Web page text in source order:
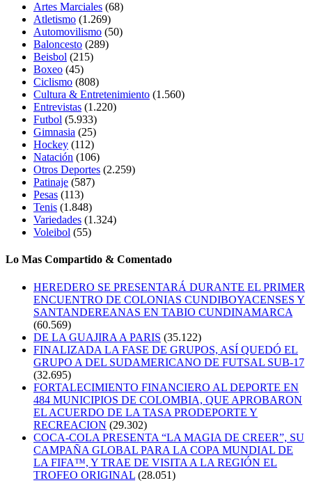
Artes Marciales (68)
Atletismo (1.269)
Automovilismo (50)
Baloncesto (289)
Beisbol (215)
Boxeo (45)
Ciclismo (808)
Cultura & Entretenimiento (1.560)
Entrevistas (1.220)
Futbol (5.933)
Gimnasia (25)
Hockey (112)
Natación (106)
Otros Deportes (2.259)
Patinaje (587)
Pesas (113)
Tenis (1.848)
Variedades (1.324)
Voleibol (55)
Lo Mas Compartido & Comentado
HEREDERO SE PRESENTARÁ DURANTE EL PRIMER
ENCUENTRO DE COLONIAS CUNDIBOYACENSES Y
SANTANDEREANAS EN TABIO CUNDINAMARCA
(60.569)
DE LA GUAJIRA A PARIS (35.122)
FINALIZADA LA FASE DE GRUPOS, ASÍ QUEDÓ EL
GRUPO A DEL SUDAMERICANO DE FUTSAL SUB-17
(32.695)
FORTALECIMIENTO FINANCIERO AL DEPORTE EN
484 MUNICIPIOS DE COLOMBIA, QUE APROBARON
EL ACUERDO DE LA TASA PRODEPORTE Y
RECREACION (29.302)
COCA-COLA PRESENTA “LA MAGIA DE CREER”, SU
CAMPAÑA GLOBAL PARA LA COPA MUNDIAL DE
LA FIFA™, Y TRAE DE VISITA A LA REGIÓN EL
TROFEO ORIGINAL (28.051)